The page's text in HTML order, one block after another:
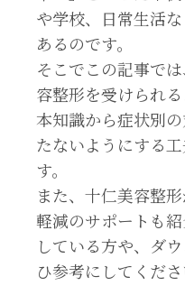
や学校、日常生活
あるのです。
そこでこの記事で
容整形を受けられ
本知識から症状別
たないようにする
す。
また、十仁美容整
軽減のサポートも
している方や、ダ
ひ参考にしてくださ